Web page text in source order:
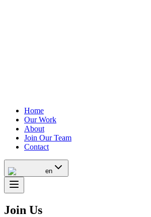
Home
Our Work
About
Join Our Team
Contact
en
Join Us